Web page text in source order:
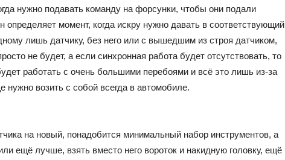
нужно подавать команду на форсунки, чтобы они подали
определяет момент, когда искру нужно давать в соответствующий
лишь датчику, без него или с вышедшим из строя датчиком,
не будет, а если синхронная работа будет отсутствовать, то
работать с очень большими перебоями и всё это лишь из-за
нужно возить с собой всегда в автомобиле.
на новый, понадобится минимальный набор инструментов, а
ещё лучше, взять вместо него вороток и накидную головку, ещё